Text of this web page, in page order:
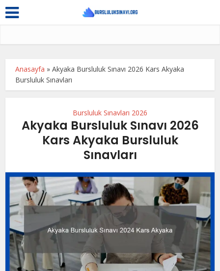
Anasayfa »Akyaka Bursluluk Sınavı 2026 Kars Akyaka
Bursluluk Sınavları
Bursluluk Sınavları 2026
Akyaka Bursluluk Sınavı 2026
Kars Akyaka Bursluluk
Sınavları